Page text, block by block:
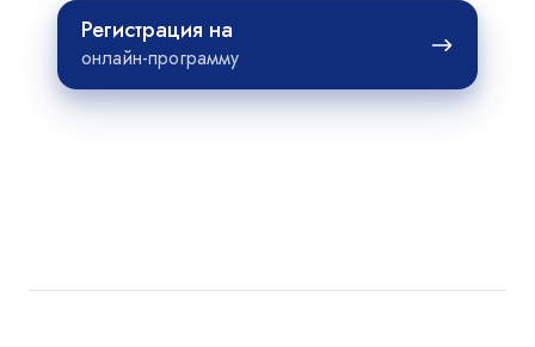
Регистрация на
онлайн-программу
Регистрация